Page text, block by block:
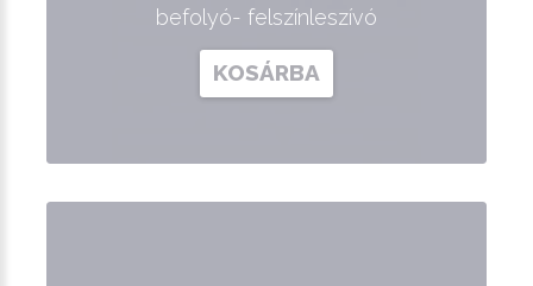
befolyó- felszínleszívó
KOSÁRBA